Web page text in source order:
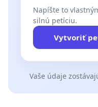
Napíšte to
silnú petíciu.
Vytvoriť
Vaše údaje